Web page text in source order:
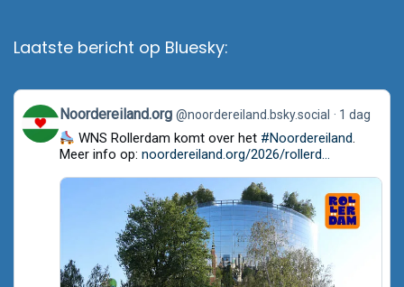
Laatste bericht op Bluesky:
View
post
by
Noordereiland.org
Noordereiland.org @noordereiland.bsky.social 1 dag
WNS Rollerdam komt over het #Noordereiland.
Meer info op: noordereiland.org/2026/rollerd...